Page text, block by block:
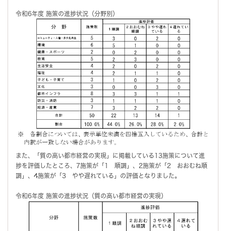
令和6年度 施策の進捗状況（分野別）
また、「質の高い都市経営の実現」に掲載している13施策について進
捗を評価したところ、7施策が「1 順調」、2施策が「2 おおむね順
調」、4施策が「3 やや遅れている」の評価となりました。
令和6年度 施策の進捗状況（質の高い都市経営の実現）